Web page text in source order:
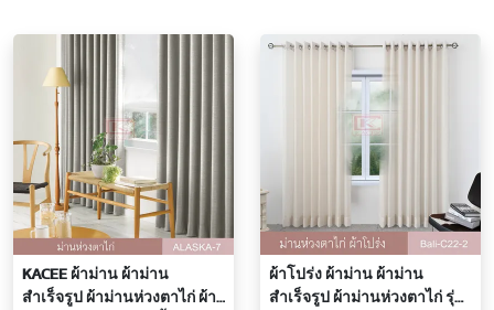
KACEE ผ้าม่าน ผ้าม่าน
สำเร็จรูป ผ้าม่านห่วงตาไก่ ผ้า
ผ้าโปร่ง ผ้าม่าน ผ้าม่าน
สำเร็จรูป ผ้าม่านห่วงตาไก่ รุ่น